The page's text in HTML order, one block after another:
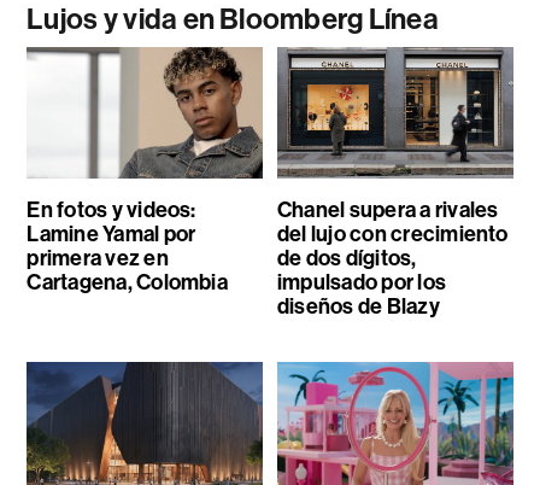
Lujos y vida en Bloomberg Línea
En fotos y videos:
Lamine Yamal por
primera vez en
Cartagena, Colombia
Chanel supera a rivales
del lujo con crecimiento
de dos dígitos,
impulsado por los
diseños de Blazy